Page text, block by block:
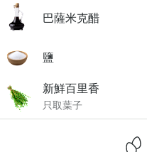
巴薩米克醋
鹽
新鮮百里香
只取葉子